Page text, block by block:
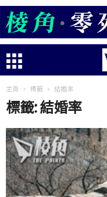
主頁 標籤 結婚率
標籤: 結婚率